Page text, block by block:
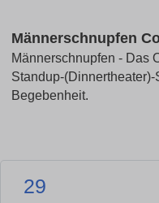
Männerschnupfen
Männerschnupfen - Das
Standup-
Begebenheit.
29